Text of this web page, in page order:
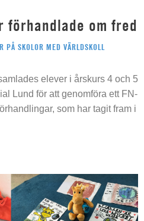
förhandlade om fred
PÅ SKOLOR MED VÄRLDSKOLL
elever i årskurs 4 och 5
Lund för att genomföra ett FN-
som har tagit fram i